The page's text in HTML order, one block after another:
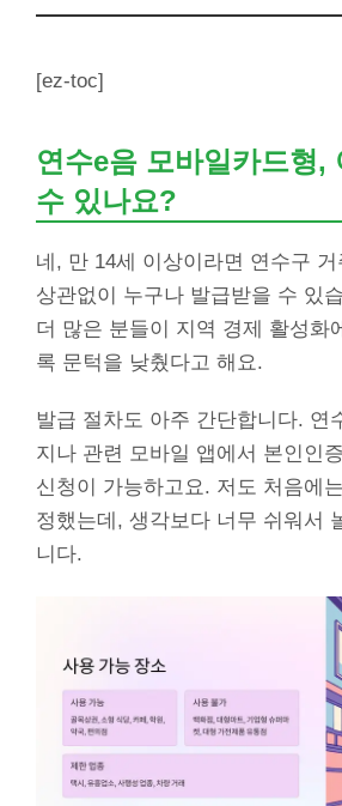
[ez-toc]
연수e음 모바일카드형,
수 있나요?
네, 만 14세 이상이라면 연수구
상관없이 누구나 발급받을 수 있
더 많은 분들이 지역 경제 활성화
록 문턱을 낮췄다고 해요.
발급 절차도 아주 간단합니다. 연
지나 관련 모바일 앱에서 본인인
신청이 가능하고요. 저도 처음에
정했는데, 생각보다 너무 쉬워서
니다.